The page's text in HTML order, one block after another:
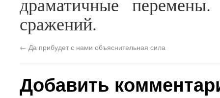
сражений.
← Да прибудет с нами объяснительная сила
Добавить